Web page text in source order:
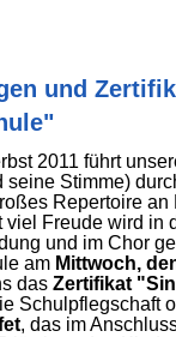
und
2011 führt
seine Stimme)
Repertoire
viel Freude wird in
und im Chor
am Mittwoch,
das Zertifikat
Schulpflegschaft
, das im